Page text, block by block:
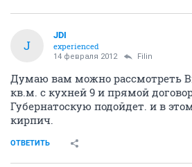
J
JDI
experienced
14 февраля 2012 Filin
Думаю вам можно рассмотреть
кв.м. с кухней 9 и прямой
Губернатоскую подойдет. и в
кирпич.
ОТВЕТИТЬ